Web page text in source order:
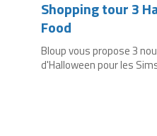
Shopping tour 3
Food
Bloup vous propose 3
d'Halloween pour les